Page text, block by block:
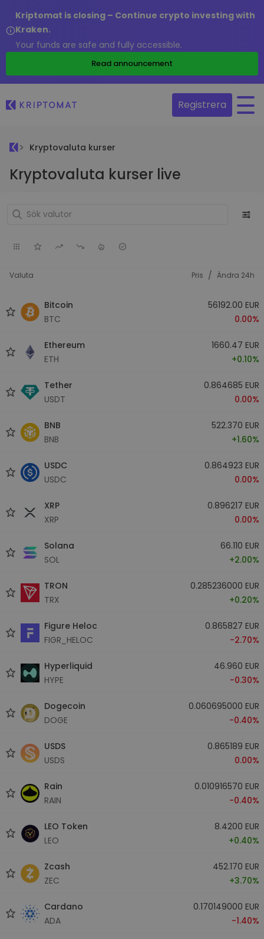
Kriptomat is closing – Continue crypto investing with
Kraken.
Your funds are safe and fully accessible.
Read announcement
Registrera
Kryptovaluta kurser
Kryptovaluta kurser live
Valuta Pris / Ändra 24h
Bitcoin
BTC
56192.00 EUR
0.00%
Ethereum
ETH
1660.47 EUR
+0.10%
Tether
USDT
0.864685 EUR
0.00%
BNB
BNB
522.370 EUR
+1.60%
USDC
USDC
0.864923 EUR
0.00%
XRP
XRP
0.896217 EUR
0.00%
Solana
SOL
66.110 EUR
+2.00%
TRON
TRX
0.285236000 EUR
+0.20%
Figure Heloc
FIGR_HELOC
0.865827 EUR
-2.70%
Hyperliquid
HYPE
46.960 EUR
-0.30%
Dogecoin
DOGE
0.060695000 EUR
-0.40%
USDS
USDS
0.865189 EUR
0.00%
Rain
RAIN
0.010916570 EUR
-0.40%
LEO Token
LEO
8.4200 EUR
+0.40%
Zcash
ZEC
452.170 EUR
+3.70%
Cardano
ADA
0.170149000 EUR
-1.40%